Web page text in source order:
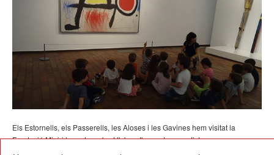
Els Estornells, els Passerells, les Aloses i les Gavines hem visitat la
Fundació Miró i hem descobert l'obra d'aquest gran artista